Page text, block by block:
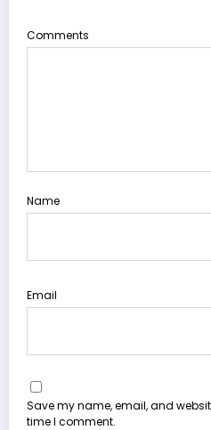
Comments
Name
Email
Save my name, email, and
time I comment.